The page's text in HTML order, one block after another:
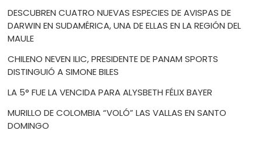
DESCUBREN CUATRO NUEVAS ESPECIES DE AVISPAS DE
DARWIN EN SUDAMÉRICA, UNA DE ELLAS EN LA REGIÓN DEL
MAULE
CHILENO NEVEN ILIC, PRESIDENTE DE PANAM SPORTS
DISTINGUIÓ A SIMONE BILES
LA 5° FUE LA VENCIDA PARA ALYSBETH FÉLIX BAYER
MURILLO DE COLOMBIA “VOLÓ” LAS VALLAS EN SANTO
DOMINGO